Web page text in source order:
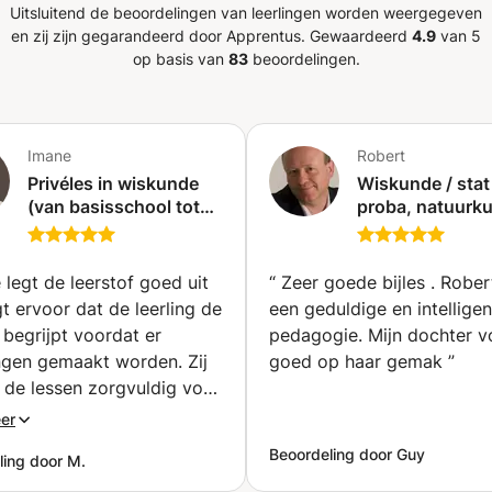
IB-studenten 4. Europese scholieren 5.
International School, Luxemburg,
Curriculum (4 studenten) 4. Lycée -
Luxemburg, Cambridge Curriculum
Kirchberg, Luxemburg, Europees
Aline Mayrisch, Luxemburg,
7. Internationale School van Den
studenten) 9. Merchiston Castle School,
Cambridge (1 leerling) 10.
Cyprus, nationaal curriculum van het
North Broward Preparatory School,
12. King Solomon International
van studenten
ook op het ontwikkelen van effectieve
Mijn doel is om elke student te helpen
Uitsluitend de beoordelingen van leerlingen worden weergegeven
en zij zijn gegarandeerd door Apprentus. Gewaardeerd 4.9 van 5
op basis van 83beoordelingen.
Imane
Privéles in wiskunde
(van basisschool tot
universitair niveau)
legt de leerstof goed uit
ervoor dat de leerling de
voordat er
gemaakt worden. Zij
lessen zorgvuldig voor
geduldig. Bedankt!
door M.
Robert
Wiskunde /
proba,
scheikunde en
afstand
“ Zeer goede bijles . Robert heeft
een geduldige en
pedagogie. Mijn dochter voelt
goed op haar gemak ”
Beoordeling door Guy